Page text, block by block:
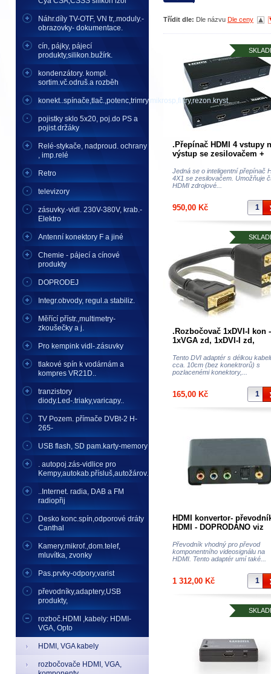
Náhr.díly TV-OTF, VN tr,.moduly.-
obrazovky- dokumentace.
cín, pájky, pájecí
produkty,silikon.bužírk.
kondenzátory. kompl.
sortim.vč.odruš.a rozběh
konekt..spínače,tlač.,potenc,trimry,mikrosp,filtry,rezon.kryst..
pojistky sklo 5x20, poj.do PS a
pojist.držáky
Relé-stykače, nadproud. ochrany
, imp.relé
Retro
televizory
zásuvky.-vidl. 230V-380V, krab.-
Elektro
Antenní konektory F a jiné
Chemie - pájecí a cínové
produkty
DOPRODEJ
Integr.obvody, regul.a stabiliz.
Měřící přístr.,multimetry-
zkoušečky a j.
Pro kempink vidl-.zásuvky
tlakové spín k vodárnám a
kompres VR21D..
tranzistory
diody.Led-.triaky,varicapy..
TV Pozem. přímače DVBt-2 H-
265-
USB flash, SD pam.karty-memory
. autopoj.zás-vidlice pro
Kempy,autokab.přísluš,autožárov.
..Internet. radia, DAB a FM
radiopřij
Desko konc.spín,odporové dráty
Canthal
Kamery,mikrof.,dom.telef,
mluvítka, zvonky
Pas.prvky-odpory,varist
převodníky,adaptery,USB
produkty,
rozboč.HDMI ,kabely: HDMI-
VGA, Opto
HDMI, VGA kabely
rozbočovače HDMI, VGA,
Třídit dle: Dle názvu Dle ceny
.Přepínač HDMI 4 vstupy
výstup se zesilovačem +
Jedná se o inteligentní přepínač
4X1 se zesilovačem. Umožňuje
HDMI zdrojové...
950,00 Kč
.Rozbočovač 1xDVI-I kon
1xVGA zd, 1xDVI-I zd,
Tento DVI adaptér s délkou
cca. 10cm (bez konektrorů) s
pozlacenémi konektory,...
165,00 Kč
HDMI konvertor-
HDMI - DOPRODÁNO viz
Převodník vhodný pro převod
komponentního videosignálu na
HDMI. Tento adaptér umí také...
1 312,00 Kč